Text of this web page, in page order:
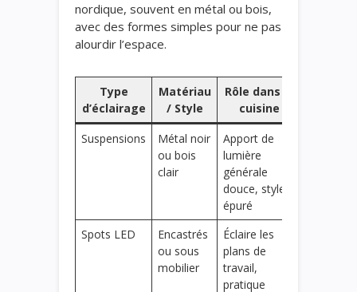
nordique, souvent en métal ou bois,
avec des formes simples pour ne pas
alourdir l’espace.
Type
d’éclairage
Matériau
/ Style
Rôle dans la
cuisine
Suspensions
Métal noir
ou bois
clair
Apport de
lumière
générale
douce, style
épuré
Spots LED
Encastrés
ou sous
mobilier
Éclaire les
plans de
travail,
pratique